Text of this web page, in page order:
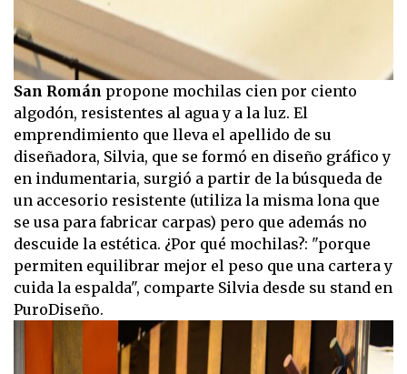
San Román propone mochilas cien por ciento
algodón, resistentes al agua y a la luz. El
emprendimiento que lleva el apellido de su
diseñadora, Silvia, que se formó en diseño gráfico y
en indumentaria, surgió a partir de la búsqueda de
un accesorio resistente (utiliza la misma lona que
se usa para fabricar carpas) pero que además no
descuide la estética. ¿Por qué mochilas?: "porque
permiten equilibrar mejor el peso que una cartera y
cuida la espalda", comparte Silvia desde su stand en
PuroDiseño.